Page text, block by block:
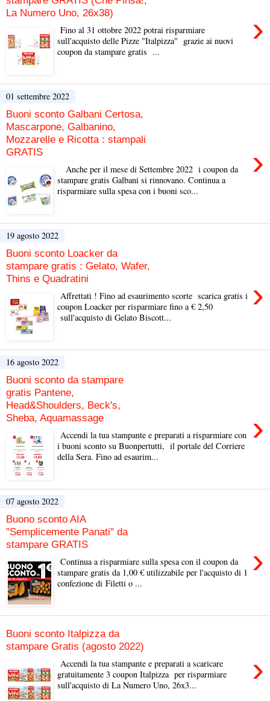
La Numero Uno, 26x38)
›
Fino al 31 ottobre 2022 potrai risparmiare
sull'acquisto delle Pizze "Italpizza" grazie ai nuovi
coupon da stampare gratis ...
01 settembre 2022
Buoni sconto Galbani Certosa,
Mascarpone, Galbanino,
Mozzarelle e Ricotta : stampali
GRATIS
›
Anche per il mese di Settembre 2022 i coupon da
stampare gratis Galbani si rinnovano. Continua a
risparmiare sulla spesa con i buoni sco...
19 agosto 2022
Buoni sconto Loacker da
stampare gratis : Gelato, Wafer,
Thins e Quadratini
›
Affrettati ! Fino ad esaurimento scorte scarica gratis i
coupon Loacker per risparmiare fino a € 2,50
sull'acquisto di Gelato Biscott...
16 agosto 2022
Buoni sconto da stampare
gratis Pantene,
Head&Shoulders, Beck's,
Sheba, Aquamassage
›
Accendi la tua stampante e preparati a risparmiare con
i buoni sconto su Buonpertutti, il portale del Corriere
della Sera. Fino ad esaurim...
07 agosto 2022
Buono sconto AIA
"Semplicemente Panati" da
stampare GRATIS
›
Continua a risparmiare sulla spesa con il coupon da
stampare gratis da 1,00 € utilizzabile per l'acquisto di 1
confezione di Filetti o ...
Buoni sconto Italpizza da
stampare Gratis (agosto 2022)
›
Accendi la tua stampante e preparati a scaricare
gratuitamente 3 coupon Italpizza per risparmiare
sull'acquisto di La Numero Uno, 26x3...